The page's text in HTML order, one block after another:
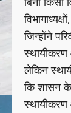
जिन्होंने
स्थायीकरण
लेकिन
कि शासन के